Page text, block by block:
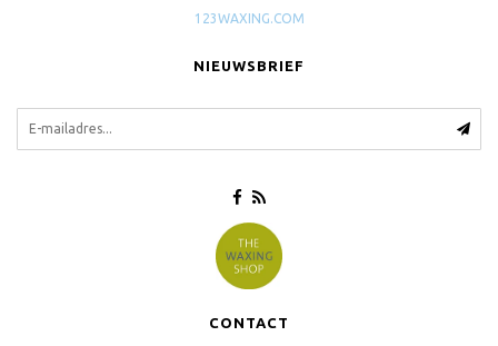
123WAXING.COM
NIEUWSBRIEF
CONTACT